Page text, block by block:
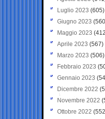
Luglio 2023 (605)
Giugno 2023
Maggio 2023
Aprile 2023 (567)
Marzo 2023 (506)
Febbraio 2023
Gennaio 2023
Dicembre 2022
Novembre 2022
Ottobre 2022